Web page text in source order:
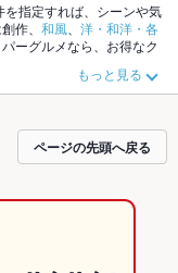
指定すれば、シーンや気
作、 和風
洋・和洋・各
ーグルメなら、お得なク
利なネット予約が使える
宴会にも、デートやパー
もっと見る
ページの先頭へ戻る